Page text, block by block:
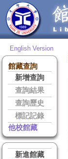
English Version
館藏查詢
新增查詢
查詢結果
查詢歷史
標記記錄
他校館藏
新進館藏